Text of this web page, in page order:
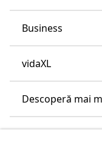
Business
vidaXL
Descoperă mai